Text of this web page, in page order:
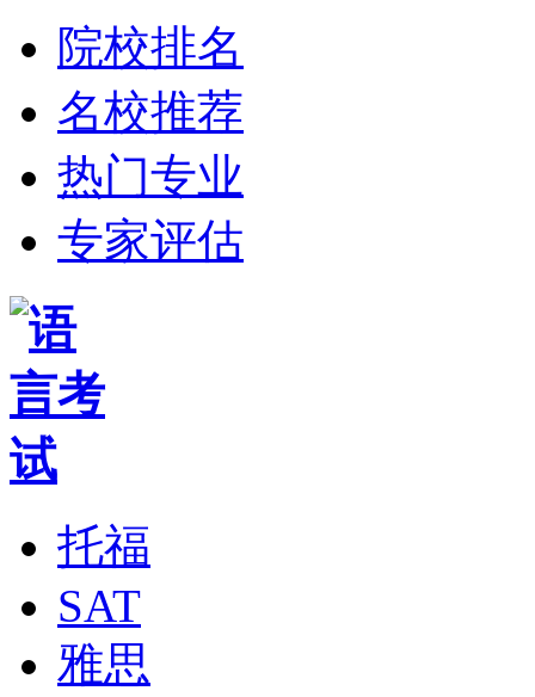
院校排名
名校推荐
热门专业
专家评估
托福
SAT
雅思